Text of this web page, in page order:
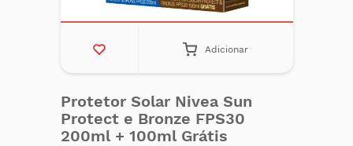
Adicionar
Protetor Solar Nivea Sun
Protect e Bronze FPS30
200ml + 100ml Grátis